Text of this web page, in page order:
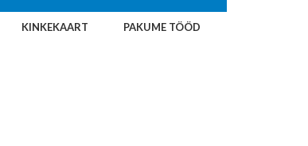
KINKEKAART PAKUME TÖÖD